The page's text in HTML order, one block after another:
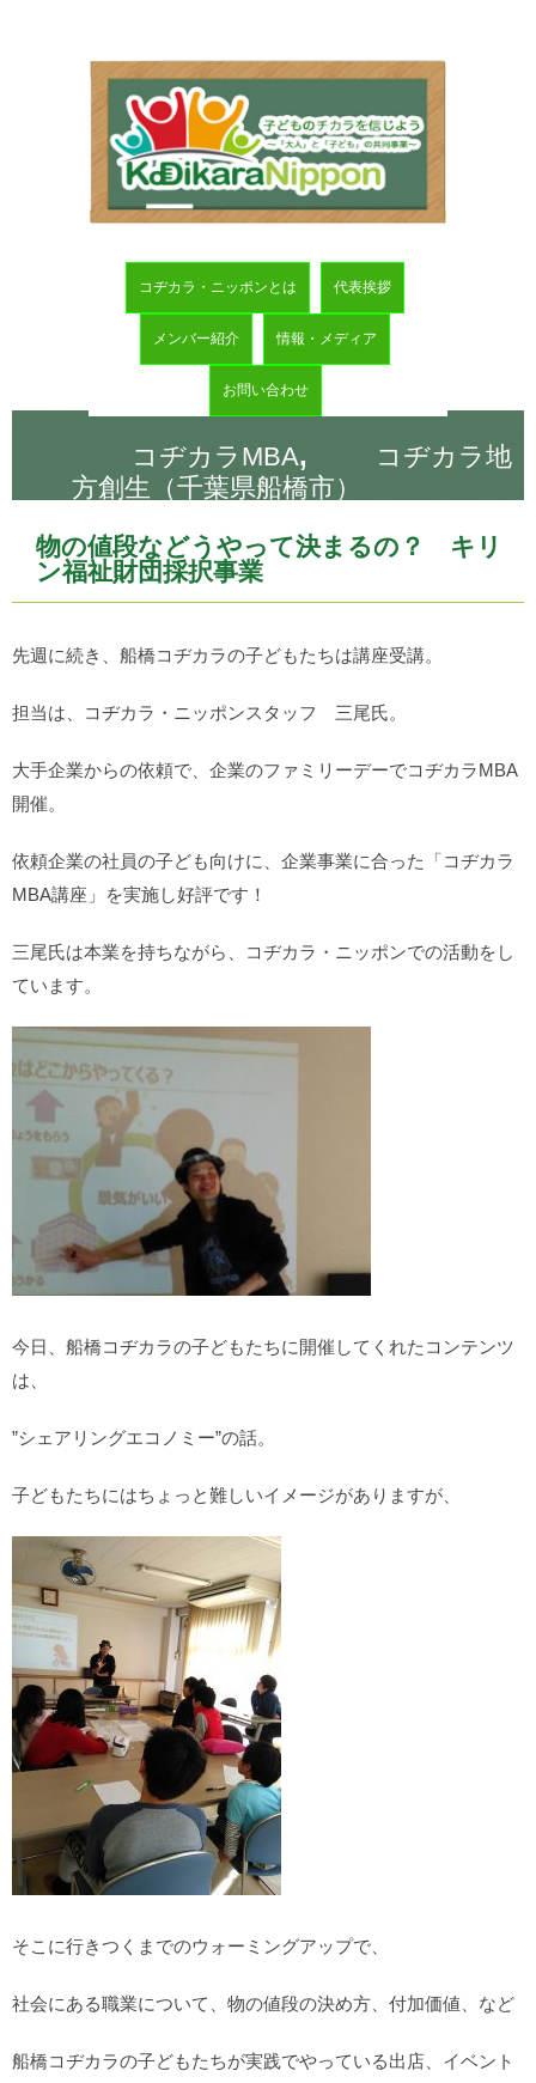
コヂカラ・ニッポンとは 代表挨拶
メンバー紹介 情報・メディア
お問い合わせ
コヂカラMBA,
コヂカラ地
方創生（千葉県船橋市）
物の値段などうやって決まるの？ キリ
ン福祉財団採択事業
先週に続き、船橋コヂカラの子どもたちは講座受講。
担当は、コヂカラ・ニッポンスタッフ 三尾氏。
大手企業からの依頼で、企業のファミリーデーでコヂカラMBA
開催。
依頼企業の社員の子ども向けに、企業事業に合った「コヂカラ
MBA講座」を実施し好評です！
三尾氏は本業を持ちながら、コヂカラ・ニッポンでの活動をし
ています。
今日、船橋コヂカラの子どもたちに開催してくれたコンテンツ
は、
”シェアリングエコノミー”の話。
子どもたちにはちょっと難しいイメージがありますが、
そこに行きつくまでのウォーミングアップで、
社会にある職業について、物の値段の決め方、付加価値、など
船橋コヂカラの子どもたちが実践でやっている出店、イベント